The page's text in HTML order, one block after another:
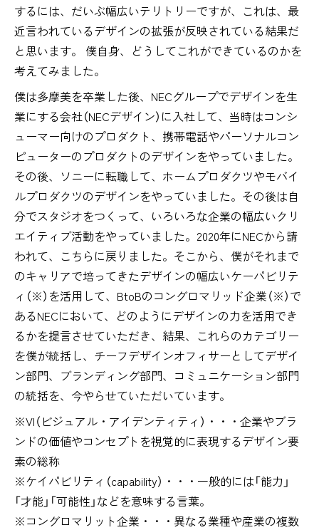
するには、だいぶ幅広いテリトリーですが、これは、最
近言われているデザインの拡張が反映されている結果だ
と思います。 僕自身、どうしてこれができているのかを
考えてみました。
僕は多摩美を卒業した後、NECグループでデザインを生
業にする会社（NECデザイン）に入社して、当時はコンシ
ューマー向けのプロダクト、携帯電話やパーソナルコン
ピューターのプロダクトのデザインをやっていました。
その後、ソニーに転職して、ホームプロダクツやモバイ
ルプロダクツのデザインをやっていました。その後は自
分でスタジオをつくって、いろいろな企業の幅広いクリ
エイティブ活動をやっていました。2020年にNECから請
われて、こちらに戻りました。そこから、僕がそれまで
のキャリアで培ってきたデザインの幅広いケーパビリテ
ィ（※）を活用して、BtoBのコングロマリッド企業（※）で
あるNECにおいて、どのようにデザインの力を活用でき
るかを提言させていただき、結果、これらのカテゴリー
を僕が統括し、チーフデザインオフィサーとしてデザイ
ン部門、ブランディング部門、コミュニケーション部門
の統括を、今やらせていただいています。
※VI（ビジュアル・アイデンティティ）・・・企業やブラ
ンドの価値やコンセプトを視覚的に表現するデザイン要
素の総称
※ケイパビリティ（capability）・・・一般的には「能力」
「才能」「可能性」などを意味する言葉。
※コングロマリット企業・・・異なる業種や産業の複数